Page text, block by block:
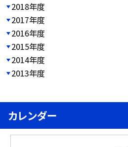
2018年度
2017年度
2016年度
2015年度
2014年度
2013年度
カレンダー